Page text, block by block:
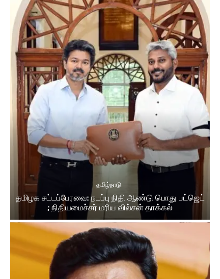
தமிழ்நாடு
தமிழக சட்டப்பேரவை: நடப்பு நிதி ஆண்​டு பொது பட்ஜெட்
; நிதியமைச்சர் மரிய வில்சன் தாக்​கல்